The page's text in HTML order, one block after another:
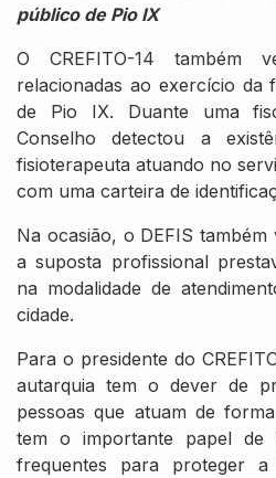
público de Pio IX
O CREFITO-14 também
relacionadas ao exercício da
de Pio IX. Duante uma
Conselho detectou a
fisioterapeuta atuando no
com uma carteira de
Na ocasião, o DEFIS
a suposta profissional
na modalidade de
cidade.
Para o presidente do
autarquia tem o dever de
pessoas que atuam de
tem o importante papel de
frequentes para proteger a